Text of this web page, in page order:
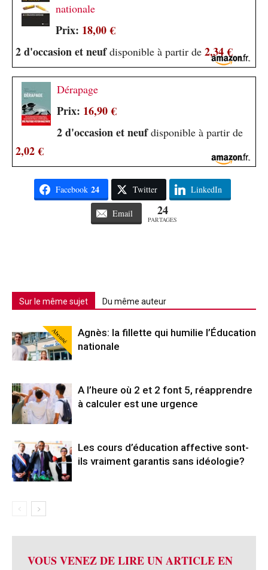
nationale
Prix: 18,00 €
2 d'occasion et neufdisponible à partir de 2,34 €
Dérapage
Prix: 16,90 €
2 d'occasion et neufdisponible à partir de
2,02 €
Facebook 24 Twitter LinkedIn
Email 24
PARTAGES
Sur le même sujet Du même auteur
Abonné
Agnès: la fillette qui humilie l’Éducation
nationale
A l’heure où 2 et 2 font 5, réapprendre
à calculer est une urgence
Les cours d’éducation affective sont-
ils vraiment garantis sans idéologie?
VOUS VENEZ DE LIRE UN ARTICLE EN